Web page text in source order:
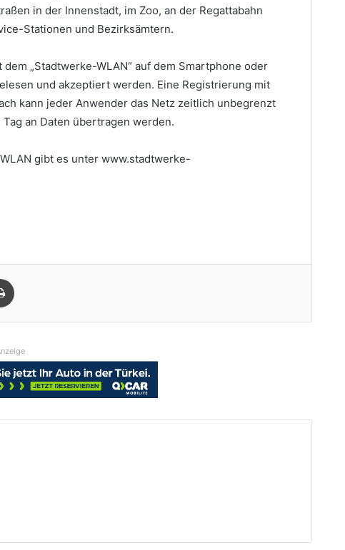
in der Innenstadt, im Zoo, an der Regattabahn
Stationen und Bezirksämtern.
„Stadtwerke-WLAN“ auf dem Smartphone oder
und akzeptiert werden. Eine Registrierung mit
kann jeder Anwender das Netz zeitlich unbegrenzt
an Daten übertragen werden.
gibt es unter www.stadtwerke-